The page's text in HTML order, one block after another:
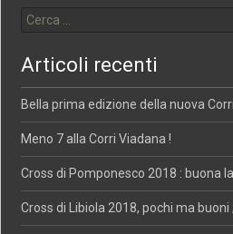
Articoli recenti
Bella prima edizione della nuova
Meno 7 alla Corri Viadana !
Cross di Pomponesco 2018 : buona
Cross di Libiola 2018, pochi ma buoni